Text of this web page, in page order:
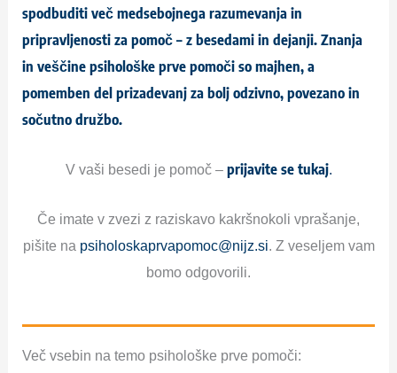
spodbuditi več medsebojnega razumevanja in
pripravljenosti za pomoč – z besedami in dejanji. Znanja
in veščine psihološke prve pomoči so majhen, a
pomemben del prizadevanj za bolj odzivno, povezano in
sočutno družbo.
V vaši besedi je pomoč – prijavite se tukaj.
Če imate v zvezi z raziskavo kakršnokoli vprašanje,
pišite na psiholoskaprvapomoc@nijz.si. Z veseljem vam
bomo odgovorili.
Več vsebin na temo psihološke prve pomoči: